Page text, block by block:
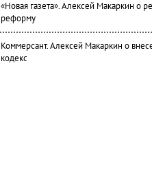
«Новая газета». Алексей Макаркин о
реформу
Коммерсант. Алексей Макаркин о
кодекс